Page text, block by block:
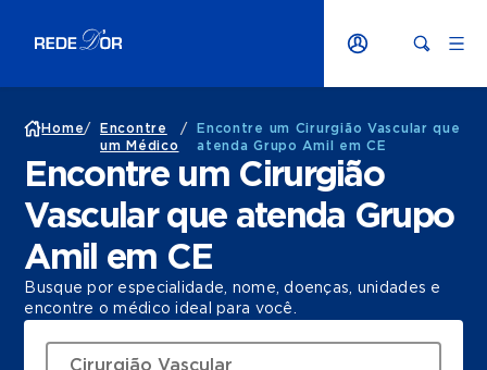
Home/
Encontre
um Médico
/
Encontre um Cirurgião Vascular que
atenda Grupo Amil em CE
Encontre um Cirurgião
Vascular que atenda Grupo
Amil em CE
Busque por especialidade, nome, doenças, unidades e
encontre o médico ideal para você.